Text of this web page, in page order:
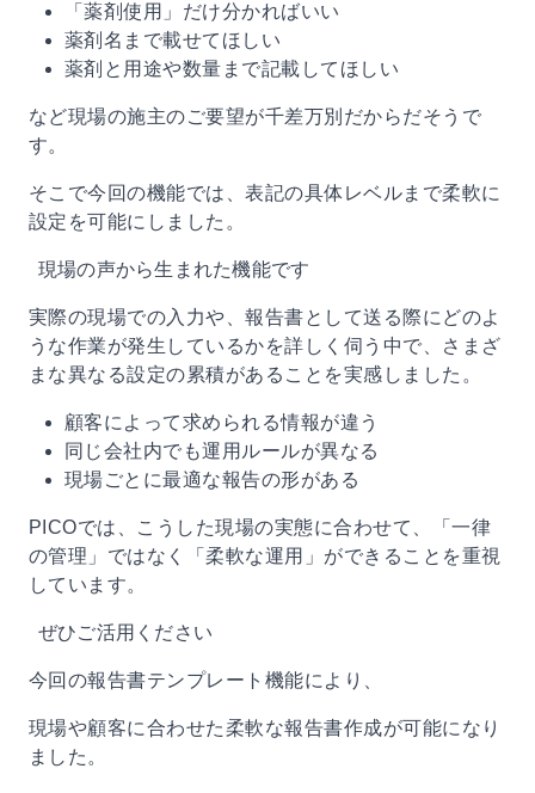
「薬剤使用」だけ分かればいい
薬剤名まで載せてほしい
薬剤と用途や数量まで記載してほしい
など現場の施主のご要望が千差万別だからだそうで
す。
そこで今回の機能では、表記の具体レベルまで柔軟に
設定を可能にしました。
現場の声から生まれた機能です
実際の現場での入力や、報告書として送る際にどのよ
うな作業が発生しているかを詳しく伺う中で、さまざ
まな異なる設定の累積があることを実感しました。
顧客によって求められる情報が違う
同じ会社内でも運用ルールが異なる
現場ごとに最適な報告の形がある
PICOでは、こうした現場の実態に合わせて、「一律
の管理」ではなく「柔軟な運用」ができることを重視
しています。
ぜひご活用ください
今回の報告書テンプレート機能により、
現場や顧客に合わせた柔軟な報告書作成が可能になり
ました。